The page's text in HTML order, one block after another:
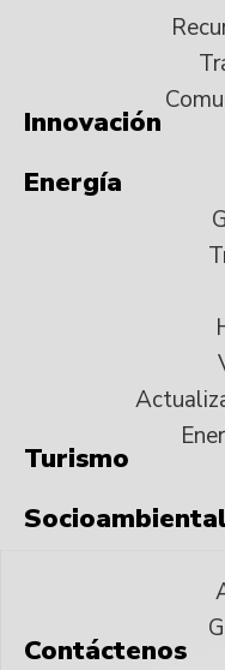
Innovación
Energía
Turismo
Socioambiental
Contáctenos